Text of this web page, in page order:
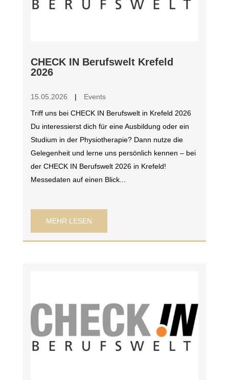
CHECK IN Berufswelt Krefeld
2026
15.05.2026 |
Events
Triff uns bei CHECK IN Berufswelt in Krefeld 2026
Du interessierst dich für eine Ausbildung oder ein
Studium in der Physiotherapie? Dann nutze die
Gelegenheit und lerne uns persönlich kennen – bei
der CHECK IN Berufswelt 2026 in Krefeld!
Messedaten auf einen Blick...
MEHR LESEN